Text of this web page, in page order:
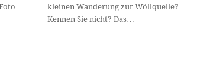
kleinen Wanderung zur Wöllquelle?
Kennen Sie nicht? Das…